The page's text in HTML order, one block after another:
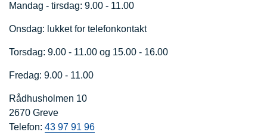
Mandag - tirsdag: 9.00 - 11.00
Onsdag: lukket for telefonkontakt
Torsdag: 9.00 - 11.00 og 15.00 - 16.00
Fredag: 9.00 - 11.00
Rådhusholmen 10
2670 Greve
Telefon: 43 97 91 96